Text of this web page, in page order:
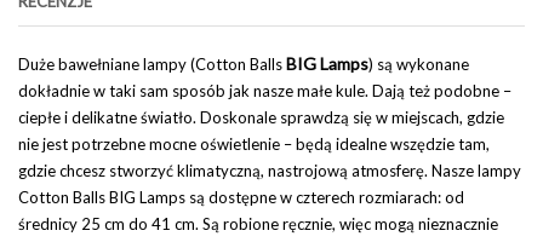
Duże bawełniane lampy (Cotton BallsBIG Lamps) są wykonane
dokładnie w taki sam sposób jak nasze małe kule. Dają też podobne –
ciepłe i delikatne światło. Doskonale sprawdzą się w miejscach, gdzie
nie jest potrzebne mocne oświetlenie – będą idealne wszędzie tam,
gdzie chcesz stworzyć klimatyczną, nastrojową atmosferę. Nasze lampy
Cotton Balls BIG Lamps są dostępne w czterech rozmiarach: od
średnicy 25 cm do 41 cm. Są robione ręcznie, więc mogą nieznacznie